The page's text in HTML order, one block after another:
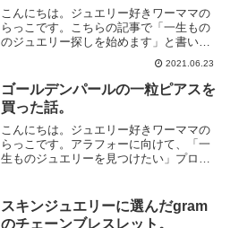
こんにちは。ジュエリー好きワーママの
らっこです。こちらの記事で「一生もの
のジュエリー探しを始めます」と書いて
から2年が経ちました。ありがたいことに
人気のある記事でして、皆さん一生もの
のジュエリーを探しているのかな？と感
じている次第です。そこ...
2021.06.23
ゴールデンパールの一粒ピアスを
買った話。
こんにちは。ジュエリー好きワーママの
らっこです。アラフォーに向けて、「一
生ものジュエリーを見つけたい」プロジ
房のジュエリーで、センスがよくコスパ
高いジュエリーを探すのに...
スキンジュエリーに選んだgram
のチェーンブレスレット。